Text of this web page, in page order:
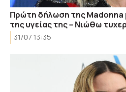
Πρώτη δήλωση της Madonna
της υγείας της – Νιώθω
31/07 13:35